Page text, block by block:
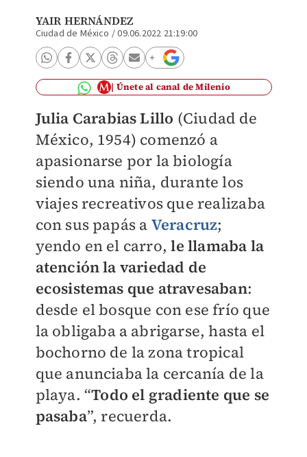
YAIR HERNÁNDEZ
Ciudad de México /09.06.2022 21:19:00
Únete al canal de Milenio
Julia Carabias Lillo (Ciudad de
México, 1954) comenzó a
apasionarse por la biología
siendo una niña, durante los
viajes recreativos que realizaba
con sus papás a Veracruz;
yendo en el carro,le llamaba la
atención la variedad de
ecosistemas que atravesaban:
desde el bosque con ese frío que
la obligaba a abrigarse, hasta el
bochorno de la zona tropical
que anunciaba la cercanía de la
playa. “Todo el gradiente que se
pasaba”, recuerda.